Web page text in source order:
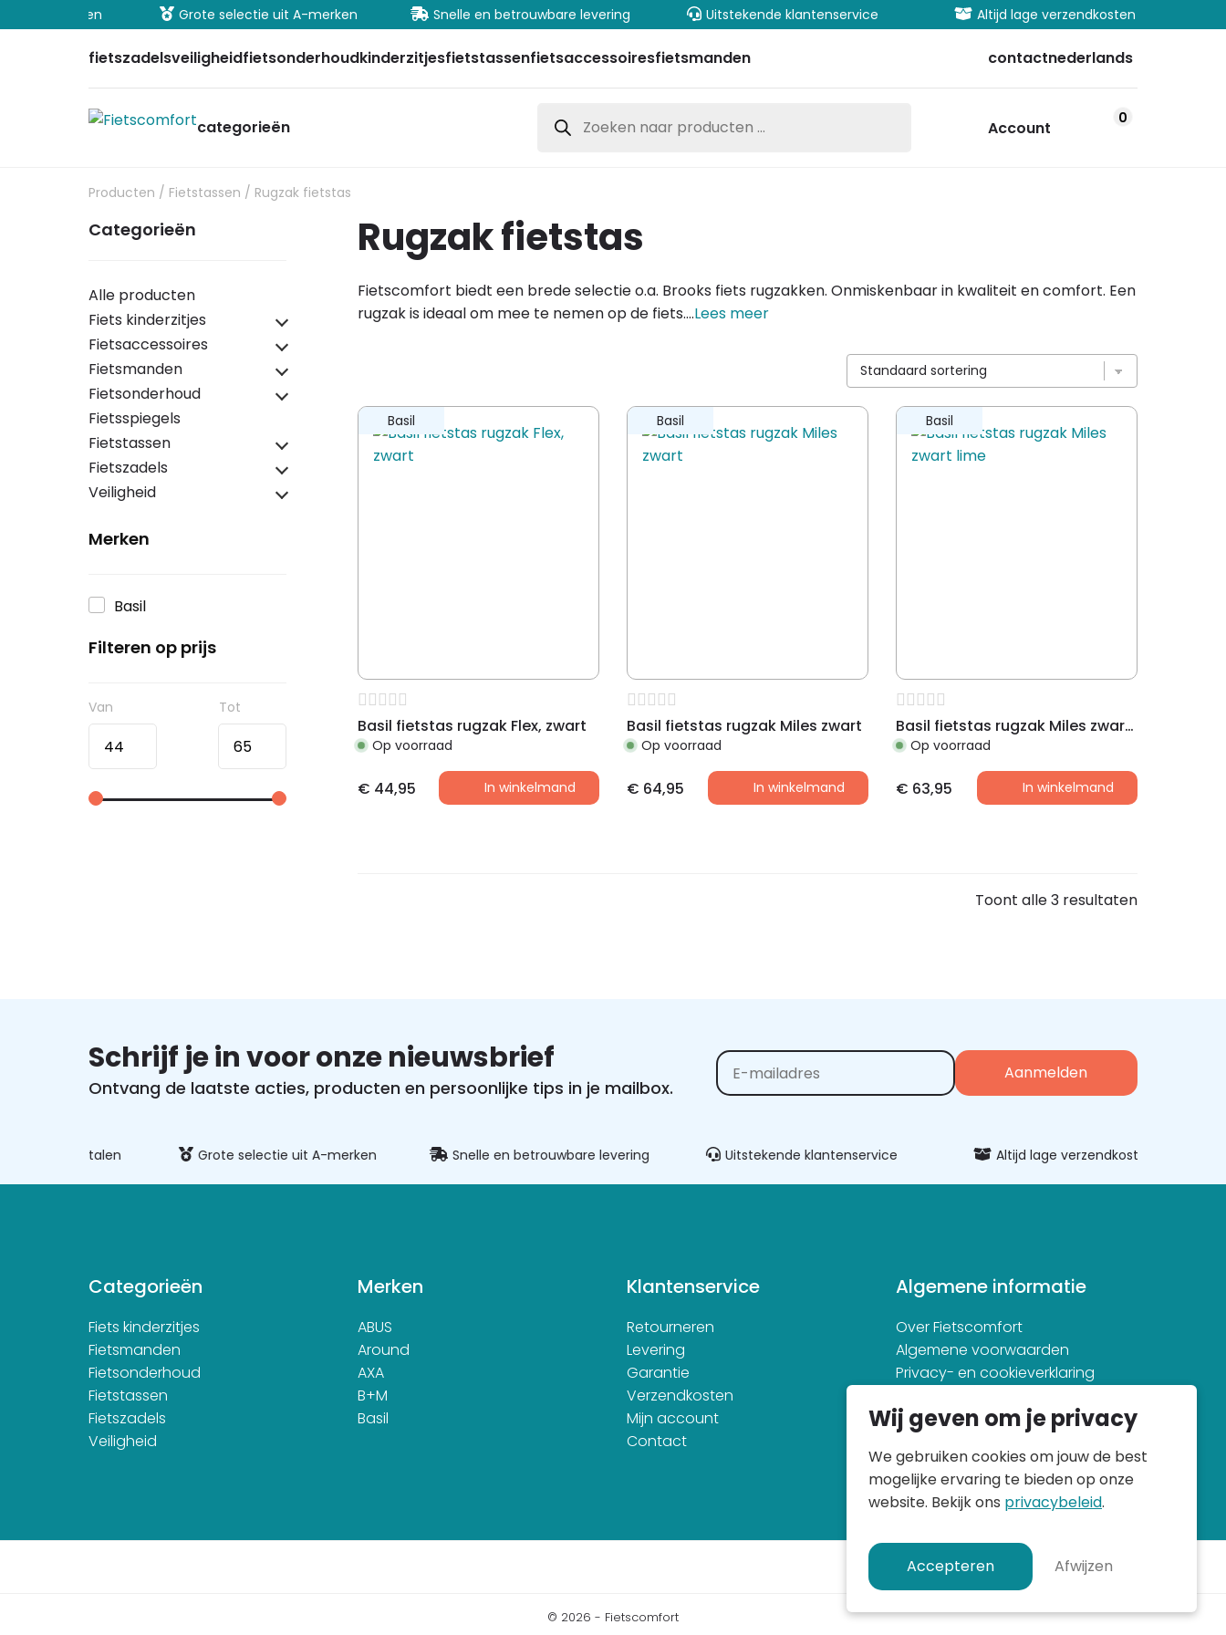
Grote selectie uit A-merken Snelle en betrouwbare levering Uitstekende klantenservice Altijd lage verzendkosten
fietszadelsveiligheidfietsonderhoudkinderzitjesfietstassenfietsaccessoiresfietsmanden contactnederlands
categorieën zoeken Account 0
Producten / Fietstassen / Rugzak fietstas
Categorieën
Alle producten
Fiets kinderzitjes
Fietsaccessoires
Fietsmanden
Fietsonderhoud
Fietsspiegels
Fietstassen
Fietszadels
Veiligheid
Merken
Basil
Filteren op prijs
Rugzak fietstas
Fietscomfort biedt een brede selectie o.a. Brooks fiets rugzakken. Onmiskenbaar in kwaliteit en comfort. Een
rugzak is ideaal om mee te nemen op de fiets....Lees meer
Basil
Basil fietstas rugzak Flex, zwart
Op voorraad
€ 44,95 In winkelmand
Basil
Basil fietstas rugzak Miles zwart
Op voorraad
€ 64,95 In winkelmand
Basil
Basil fietstas rugzak Miles zwart lime
Op voorraad
€ 63,95 In winkelmand
Toont alle 3 resultaten
Schrijf je in voor onze nieuwsbrief
Ontvang de laatste acties, producten en persoonlijke tips in je mailbox. Alternative:
Grote selectie uit A-merken Snelle en betrouwbare levering Uitstekende klantenservice Altijd lage verzendkosten
Categorieën
Fiets kinderzitjes
Fietsmanden
Fietsonderhoud
Fietstassen
Fietszadels
Veiligheid
Merken
ABUS
Around
AXA
B+M
Basil
Klantenservice
Retourneren
Levering
Garantie
Verzendkosten
Mijn account
Contact
Algemene informatie
Over Fietscomfort
Algemene voorwaarden
Privacy- en cookieverklaring
© 2026 - Fietscomfort
Wij geven om je privacy
We gebruiken cookies om jouw de best
mogelijke ervaring te bieden op onze
website. Bekijk ons privacybeleid.
Accepteren Afwijzen